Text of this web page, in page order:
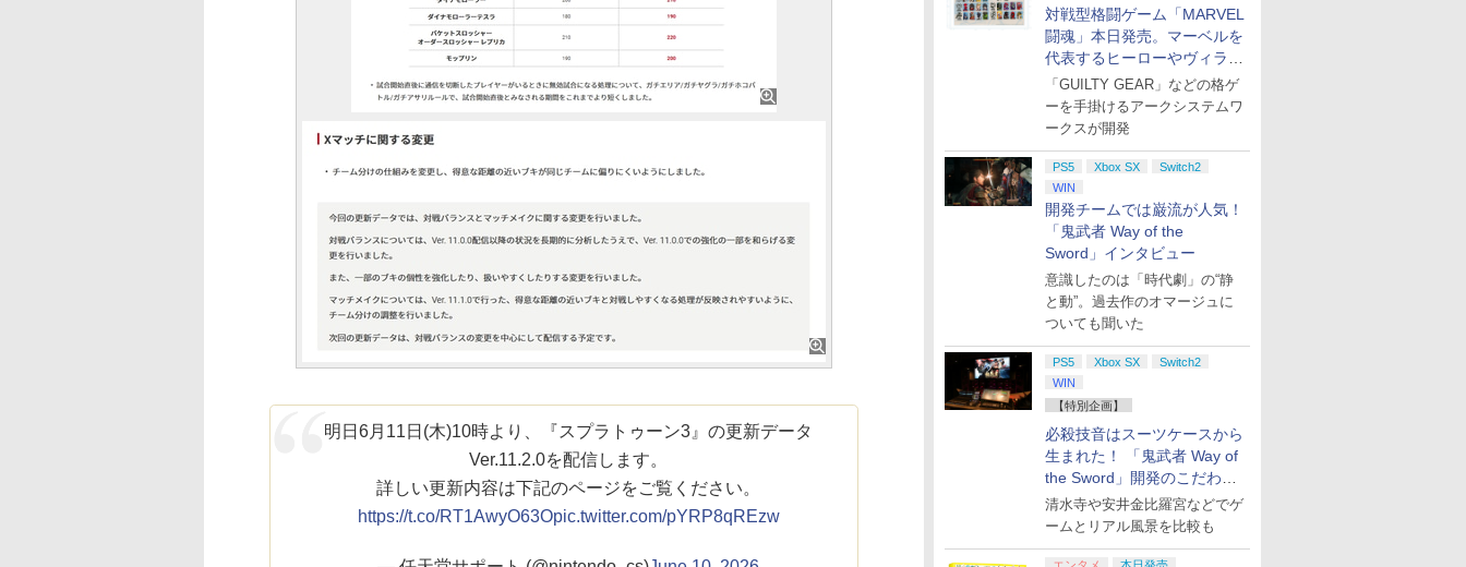
対戦型格闘ゲーム「MARVEL
闘魂」本日発売。マーベルを
代表するヒーローやヴィラン
たちが登場
「GUILTY GEAR」などの格ゲ
ーを手掛けるアークシステムワ
ークスが開発
PS5 Xbox SX
Switch2
WIN
開発チームでは巌流が人気！
「鬼武者 Way of the
Sword」インタビュー
意識したのは「時代劇」の“静
と動”。過去作のオマージュに
ついても聞いた
PS5 Xbox SX
Switch2
WIN
【特別企画】
必殺技音はスーツケースから
生まれた！ 「鬼武者 Way of
the Sword」開発のこだわり
を目撃！
清水寺や安井金比羅宮などでゲ
ームとリアル風景を比較も
明日6月11日(木)10時より、『スプラトゥーン3』の更新データ
Ver.11.2.0を配信します。
詳しい更新内容は下記のページをご覧ください。
https://t.co/RT1AwyO63Opic.twitter.com/pYRP8qREzw